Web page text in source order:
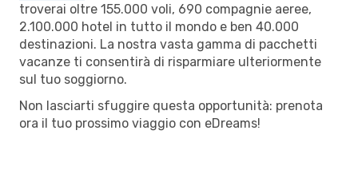
troverai oltre 155.000 voli, 690 compagnie aeree,
2.100.000 hotel in tutto il mondo e ben 40.000
destinazioni. La nostra vasta gamma di pacchetti
vacanze ti consentirà di risparmiare ulteriormente
sul tuo soggiorno.
Non lasciarti sfuggire questa opportunità: prenota
ora il tuo prossimo viaggio con eDreams!